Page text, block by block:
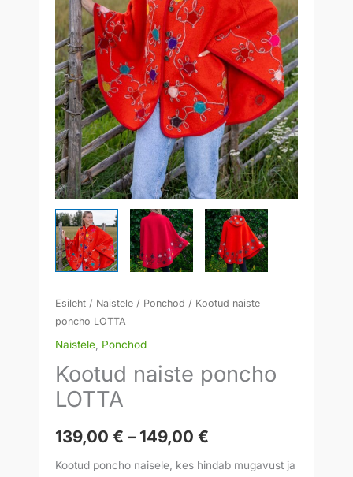
Esileht / Naistele / Ponchod / Kootud naiste
poncho LOTTA
Naistele Ponchod
Kootud naiste poncho
LOTTA
139,00 € – 149,00 €
Kootud poncho naisele, kes hindab mugavust ja